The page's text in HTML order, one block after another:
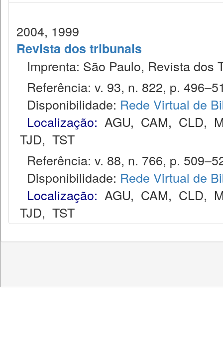
2004, 1999
Revista dos tribunais
Imprenta: São Paulo, Revista dos
Referência: v. 93, n. 822, p.
Disponibilidade: Rede Virtual de
Localização: AGU, CAM, CLD,
TJD, TST
Referência: v. 88, n. 766, p.
Disponibilidade: Rede Virtual de
Localização: AGU, CAM, CLD,
TJD, TST